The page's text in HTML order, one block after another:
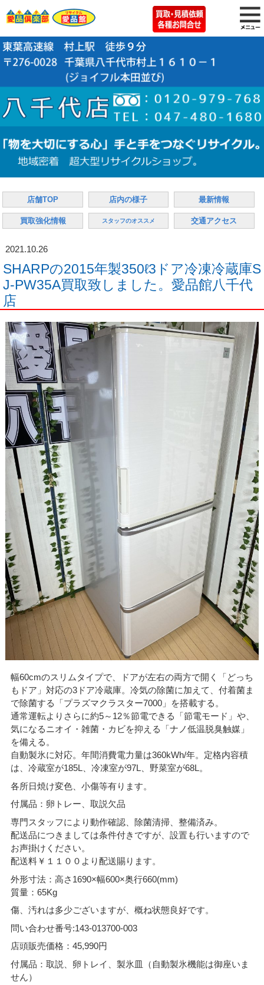
店舗TOP 店内の様子 最新情報
買取強化情報 スタッフのオススメ 交通アクセス
2021.10.26
SHARPの2015年製350ℓ3ドア冷凍冷蔵庫S
J-PW35A買取致しました。愛品館八千代
店
幅60cmのスリムタイプで、ドアが左右の両方で開く「どっち
もドア」対応の3ドア冷蔵庫。冷気の除菌に加えて、付着菌ま
で除菌する「プラズマクラスター7000」を搭載する。
通常運転よりさらに約5～12％節電できる「節電モード」や、
気になるニオイ・雑菌・カビを抑える「ナノ低温脱臭触媒」
を備える。
自動製氷に対応。年間消費電力量は360kWh/年。定格内容積
は、冷蔵室が185L、冷凍室が97L、野菜室が68L。
各所日焼け変色、小傷等有ります。
付属品：卵トレー、取説欠品
専門スタッフにより動作確認、除菌清掃、整備済み。
配送品につきましては条件付きですが、設置も行いますので
お声掛けください。
配送料￥１１００より配送賜ります。
外形寸法：高さ1690×幅600×奥行660(mm)
質量：65Kg
傷、汚れは多少ございますが、概ね状態良好です。
問い合わせ番号:143-013700-003
店頭販売価格：45,990円
付属品：取説、卵トレイ、製氷皿（自動製氷機能は御座いま
せん）